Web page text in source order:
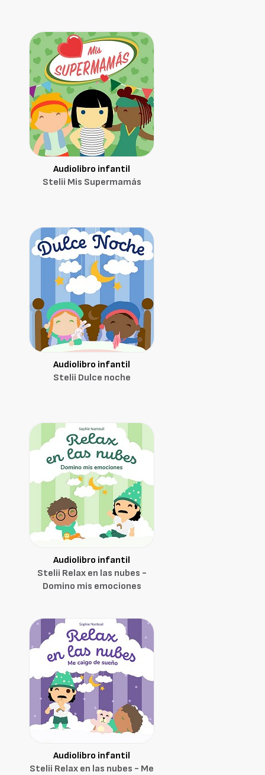
Audiolibro infantil
Stelii Mis Supermamás
Audiolibro infantil
Stelii Dulce noche
Audiolibro infantil
Stelii Relax en las nubes -
Domino mis emociones
Audiolibro infantil
Stelii Relax en las nubes - Me